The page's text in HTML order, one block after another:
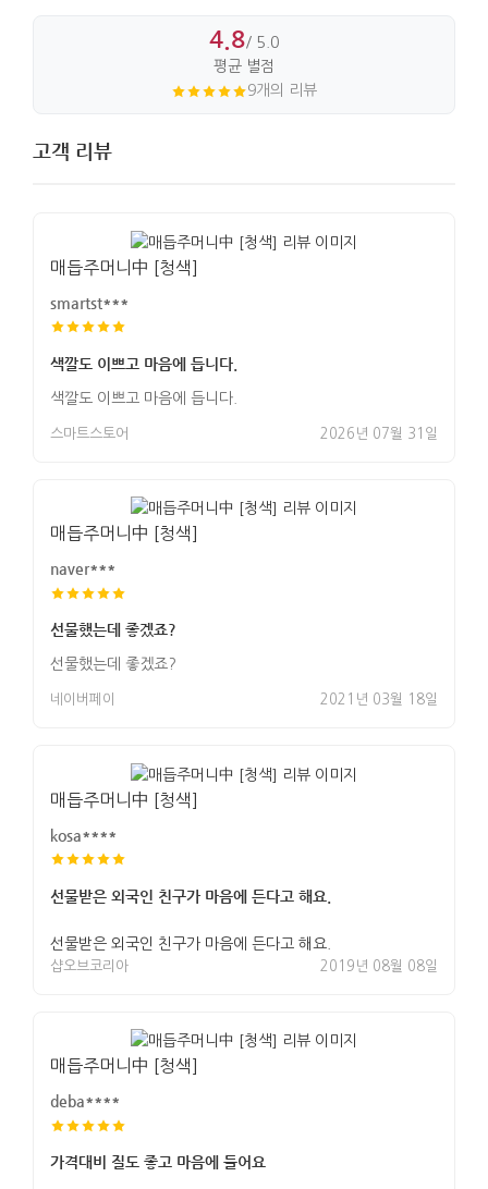
가로 : 12cm. 세로 : 19cm.
4.8/ 5.0
평균 별점
9개의 리뷰
고객 리뷰
매듭주머니中 [청색]
smartst***
색깔도 이쁘고 마음에 듭니다.
색깔도 이쁘고 마음에 듭니다.
스마트스토어 2026년 07월 31일
매듭주머니中 [청색]
naver***
선물했는데 좋겠죠?
선물했는데 좋겠죠?
네이버페이 2021년 03월 18일
매듭주머니中 [청색]
kosa****
선물받은 외국인 친구가 마음에 든다고 해요.
선물받은 외국인 친구가 마음에 든다고 해요.
샵오브코리아 2019년 08월 08일
매듭주머니中 [청색]
deba****
가격대비 질도 좋고 마음에 들어요